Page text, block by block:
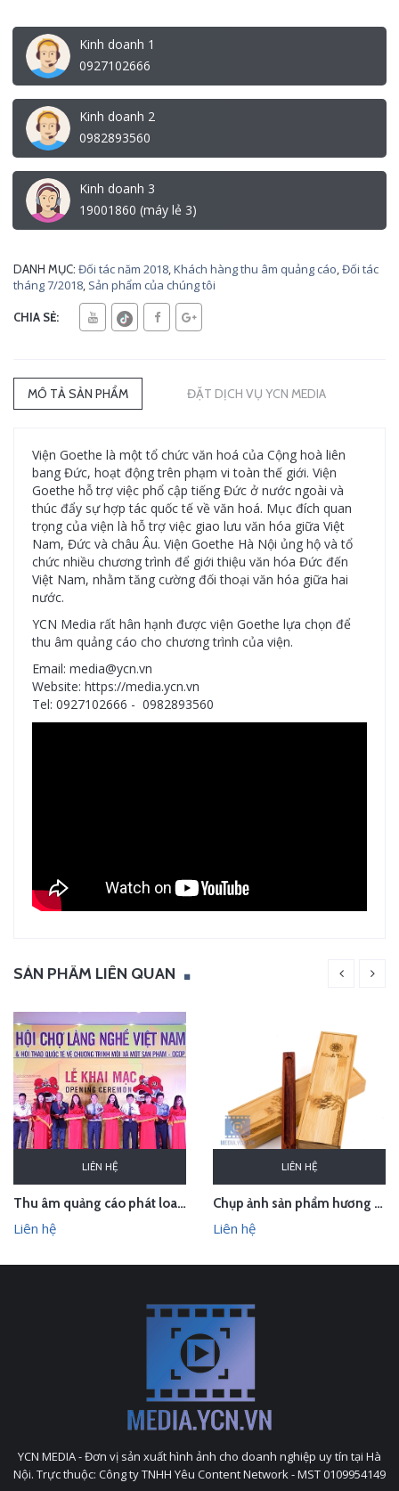
Kinh doanh 1
0927102666
Kinh doanh 2
0982893560
Kinh doanh 3
19001860 (máy lẻ 3)
DANH MỤC: Đối tác năm 2018,Khách hàng thu âm quảng cáo,Đối tác
tháng 7/2018, Sản phẩm của chúng tôi
CHIA SẺ:
MÔ TẢ SẢN PHẨM ĐẶT DỊCH VỤ YCN MEDIA
Viện Goethe là một tổ chức văn hoá của Cộng hoà liên
bang Đức, hoạt động trên phạm vi toàn thế giới. Viện
Goethe hỗ trợ việc phổ cập tiếng Đức ở nước ngoài và
thúc đẩy sự hợp tác quốc tế về văn hoá. Mục đích quan
trọng của viện là hỗ trợ việc giao lưu văn hóa giữa Việt
Nam, Đức và châu Âu. Viện Goethe Hà Nội ủng hộ và tổ
chức nhiều chương trình để giới thiệu văn hóa Đức đến
Việt Nam, nhằm tăng cường đối thoại văn hóa giữa hai
nước.
YCN Media rất hân hạnh được viện Goethe lựa chọn để
thu âm quảng cáo cho chương trình của viện.
Email: media@ycn.vn
Website: https://media.ycn.vn
Tel: 0927102666 - 0982893560
SẢN PHẨM LIÊN QUAN
LIÊN HỆ
Thu âm quảng cáo phát loa cho Hội chợ Làng nghề VN 2018
Liên hệ
LIÊN HỆ
Chụp ảnh sản phẩm hương trầm Hương Xưa - Kính Tâm trong studio Hà Nội
Liên hệ
YCN MEDIA - Đơn vị sản xuất hình ảnh cho doanh nghiệp uy tín tại Hà
Nội. Trực thuộc: Công ty TNHH Yêu Content Network - MST 0109954149